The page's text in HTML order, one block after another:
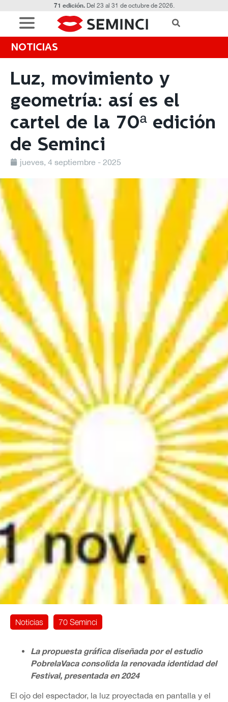
71 edición.Del 23 al 31 de octubre de 2026.
NOTICIAS
Luz, movimiento y
geometría: así es el
cartel de la 70ª edición
de Seminci
jueves, 4 septiembre - 2025
Noticias 70 Seminci
La propuesta gráfica diseñada por el estudio
PobrelaVaca consolida la renovada identidad del
Festival, presentada en 2024
El ojo del espectador, la luz proyectada en pantalla y el